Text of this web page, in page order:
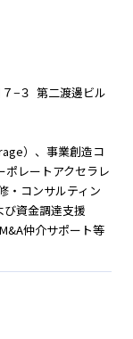
−３ 第二渡邊ビル
）、事業創造コ
ポレートアクセラレ
・コンサルティン
資金調達支援
仲介サポート等